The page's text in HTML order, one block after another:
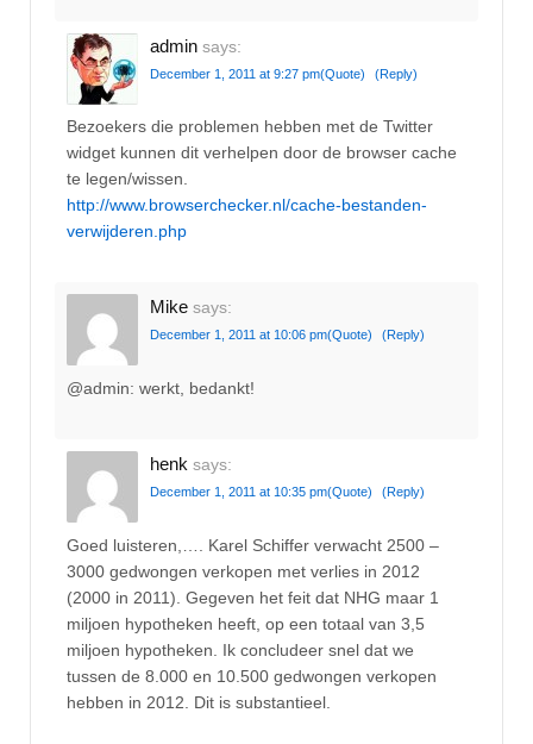
admin says:
December 1, 2011 at 9:27 pm(Quote) (Reply)
Bezoekers die problemen hebben met de Twitter
widget kunnen dit verhelpen door de browser cache
te legen/wissen.
http://www.browserchecker.nl/cache-bestanden-
verwijderen.php
Mike says:
December 1, 2011 at 10:06 pm(Quote) (Reply)
@admin: werkt, bedankt!
henk says:
December 1, 2011 at 10:35 pm(Quote) (Reply)
Goed luisteren,…. Karel Schiffer verwacht 2500 –
3000 gedwongen verkopen met verlies in 2012
(2000 in 2011). Gegeven het feit dat NHG maar 1
miljoen hypotheken heeft, op een totaal van 3,5
miljoen hypotheken. Ik concludeer snel dat we
tussen de 8.000 en 10.500 gedwongen verkopen
hebben in 2012. Dit is substantieel.